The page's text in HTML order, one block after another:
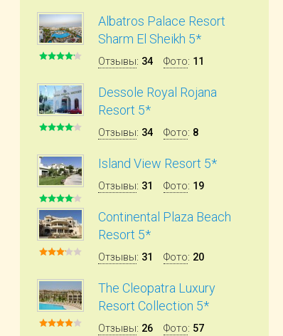
Albatros Palace Resort
Sharm El Sheikh 5*
Отзывы: 34 Фото: 11
Dessole Royal Rojana
Resort 5*
Отзывы: 34 Фото: 8
Island View Resort 5*
Отзывы: 31 Фото: 19
Continental Plaza Beach
Resort 5*
Отзывы: 31 Фото: 20
The Cleopatra Luxury
Resort Collection 5*
Отзывы: 26 Фото: 57